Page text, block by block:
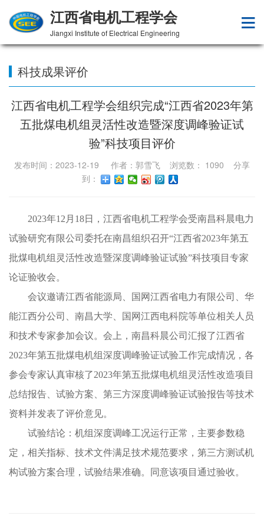
江西省电机工程学会
Jiangxi Institute of Electrical Engineering
科技成果评价
江西省电机工程学会组织完成“江西省2023年第
五批煤电机组灵活性改造暨深度调峰验证试
验”科技项目评价
发布时间：2023-12-19 作者：郭雪飞 浏览数： 1090 分享
到：
2023年12月18日，江西省电机工程学会受南昌科晨电力
试验研究有限公司委托在南昌组织召开“江西省2023年第五
批煤电机组灵活性改造暨深度调峰验证试验”科技项目专家
论证验收会。
会议邀请江西省能源局、国网江西省电力有限公司、华
能江西分公司、南昌大学、国网江西电科院等单位相关人员
和技术专家参加会议。会上，南昌科晨公司汇报了江西省
2023年第五批煤电机组深度调峰验证试验工作完成情况，各
参会专家认真审核了2023年第五批煤电机组灵活性改造项目
总结报告、试验方案、第三方深度调峰验证试验报告等技术
资料并发表了评价意见。
试验结论：机组深度调峰工况运行正常，主要参数稳
定，相关指标、技术文件满足技术规范要求，第三方测试机
构试验方案合理，试验结果准确。同意该项目通过验收。